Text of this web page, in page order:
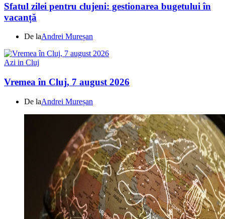
Sfatul zilei pentru clujeni: gestionarea bugetului în
vacanță
De laAndrei Mureșan
Azi in Cluj
Vremea în Cluj, 7 august 2026
De laAndrei Mureșan